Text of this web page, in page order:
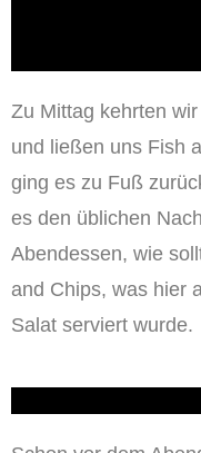
Zu Mittag kehrten
und ließen uns Fish
ging es zu Fuß
es den üblichen
Abendessen, wie
and Chips, was hier
Salat serviert wurde.